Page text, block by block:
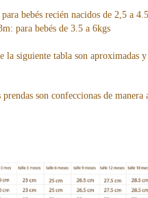
bebés recién nacidos de 2,5 a
para bebés de 3.5 a 6kgs
la siguiente tabla son aproximadas
prendas son confeccionas de manera